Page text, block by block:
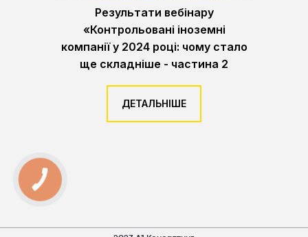
Результати вебінару
«Контрольовані іноземні
компанії у 2024 році: чому стало
ще складніше - частина 2
ДЕТАЛЬНІШЕ
КНОПКА
ЗВ'ЯЗКУ